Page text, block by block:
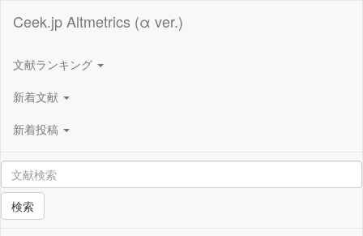
Ceek.jp Altmetrics (α ver.)
文献ランキング
新着文献
新着投稿
検索